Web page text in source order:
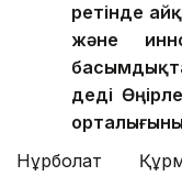
ретінде
және
деді
Нұрболат